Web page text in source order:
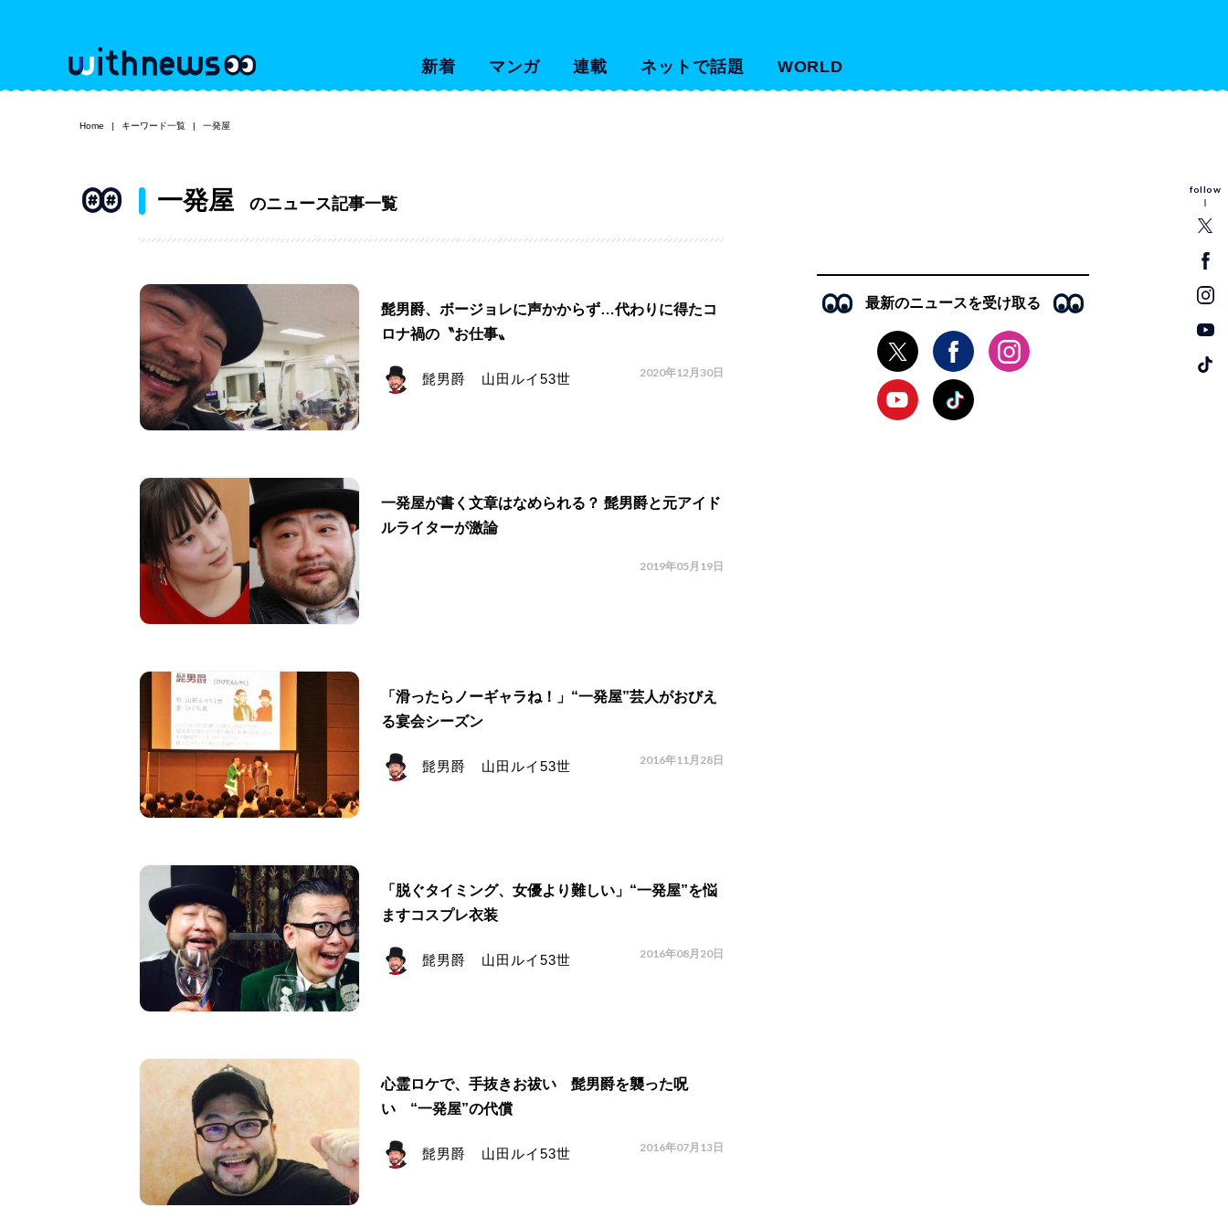
新着 マンガ 連載 ネットで話題 WORLD
follow
Home キーワード一覧 一発屋
一発屋 のニュース記事一覧
髭男爵、ボージョレに声かからず…代わりに得たコ
ロナ禍の〝お仕事〟
髭男爵 山田ルイ53世 2020年12月30日
一発屋が書く文章はなめられる？ 髭男爵と元アイド
ルライターが激論
2019年05月19日
「滑ったらノーギャラね！」“一発屋”芸人がおびえ
る宴会シーズン
髭男爵 山田ルイ53世 2016年11月28日
「脱ぐタイミング、女優より難しい」“一発屋”を悩
ますコスプレ衣装
髭男爵 山田ルイ53世 2016年08月20日
心霊ロケで、手抜きお祓い 髭男爵を襲った呪
い “一発屋”の代償
髭男爵 山田ルイ53世 2016年07月13日
最新のニュースを受け取る